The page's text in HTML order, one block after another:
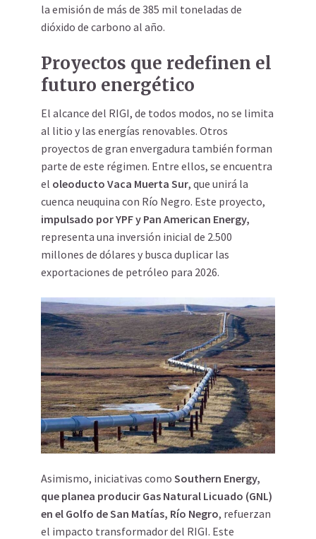
la emisión de más de 385 mil toneladas de
dióxido de carbono al año.
Proyectos que redefinen el
futuro energético
El alcance del RIGI, de todos modos, no se limita
al litio y las energías renovables. Otros
proyectos de gran envergadura también forman
parte de este régimen. Entre ellos, se encuentra
el oleoducto Vaca Muerta Sur, que unirá la
cuenca neuquina con Río Negro. Este proyecto,
impulsado por YPF y Pan American Energy,
representa una inversión inicial de 2.500
millones de dólares y busca duplicar las
exportaciones de petróleo para 2026.
Asimismo, iniciativas como Southern Energy,
que planea producir Gas Natural Licuado (GNL)
en el Golfo de San Matías, Río Negro, refuerzan
el impacto transformador del RIGI. Este